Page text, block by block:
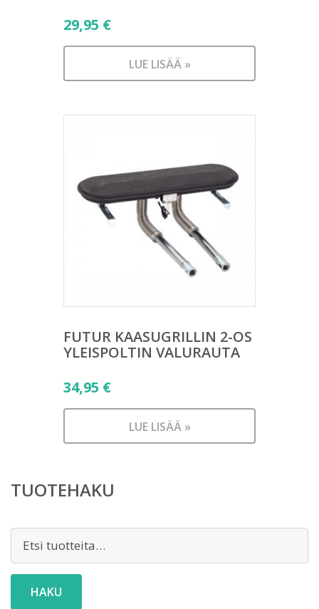
29,95 €
LUE LISÄÄ »
FUTUR KAASUGRILLIN 2-OS
YLEISPOLTIN VALURAUTA
34,95 €
LUE LISÄÄ »
TUOTEHAKU
Etsi:
HAKU